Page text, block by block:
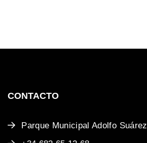
CONTACTO
Parque Municipal Adolfo Suárez